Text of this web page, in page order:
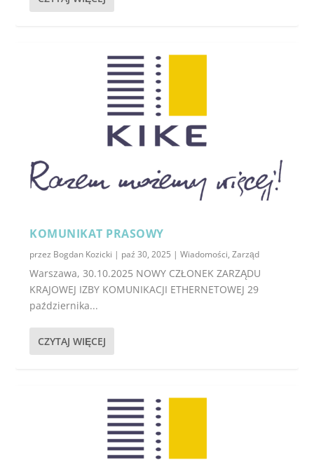
KOMUNIKAT PRASOWY
przez Bogdan Kozicki | paź 30, 2025 |Wiadomości,Zarząd
Warszawa, 30.10.2025 NOWY CZŁONEK ZARZĄDU
KRAJOWEJ IZBY KOMUNIKACJI ETHERNETOWEJ 29
października...
CZYTAJ WIĘCEJ